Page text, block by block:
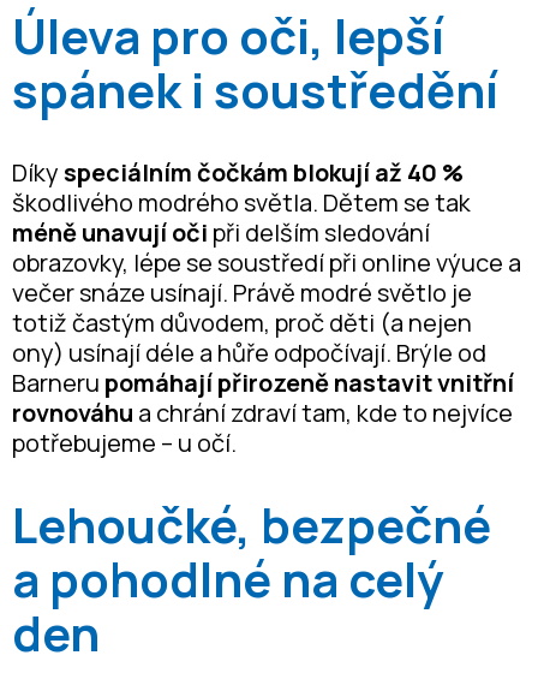
Úleva pro oči, lepší
spánek i soustředění
Díkyspeciálním čočkám blokují až 40 %
škodlivého modrého světla. Dětem se tak
méně unavují oči při delším sledování
obrazovky, lépe se soustředí při online výuce a
večer snáze usínají. Právě modré světlo je
totiž častým důvodem, proč děti (a nejen
ony) usínají déle a hůře odpočívají. Brýle od
Barneru pomáhají přirozeně nastavit vnitřní
rovnováhu a chrání zdraví tam, kde to nejvíce
potřebujeme – u očí.
Lehoučké, bezpečné
a pohodlné na celý
den